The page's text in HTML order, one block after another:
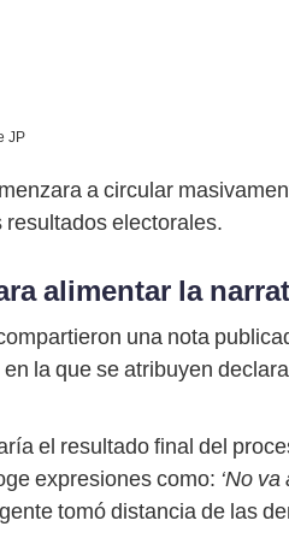
JP
a circular
resultados electorales.
alimentar la
una nota
en la que se atribuyen
el resultado final del
expresiones como: ‘No
tomó distancia de las